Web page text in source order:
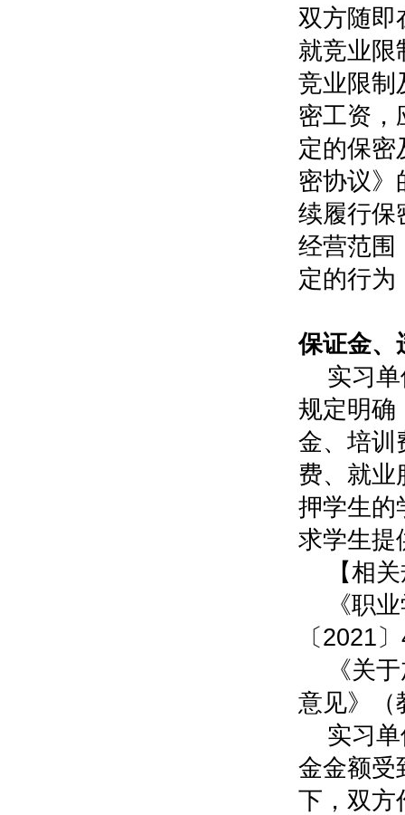
双方随即
就竞业限
竞业限制
密工资，
定的保密
密协议》
续履行保
经营范围
定的行为
保证金、
实习
规定明确
金、培训
费、就业
押学生的
求学生提
【相
《职
〔2021
《关
意见》（
实习
金金额受
下，双方